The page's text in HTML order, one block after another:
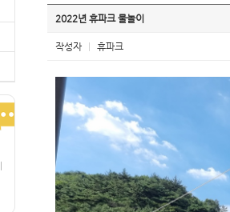
2022년 휴파크 물놀이
작성자 휴파크